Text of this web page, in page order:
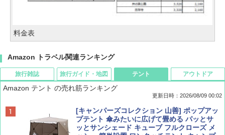
料金表
Amazon トラベル関連ランキング
旅行雑誌
BE-PAL(ビ-パル) 2026年 9 月号【特別付録:
SOTO ミニマル"旅"財布 ランダム2種】
旅行ガイド・地図
D40 地球の歩き方 チェンマイ タイ北部の魅
力的な町 2026～2027 地球の歩き方D アジア
テント
Amazon テント の売れ筋ランキング
更新日時：2026/08/09 00:02
[キャンパーズコレクション 山善] ポップアッ
プテント 傘みたいに広げて畳める パッとサ
ッとサンシェード キューブ フルクローズ メ
アウトドア